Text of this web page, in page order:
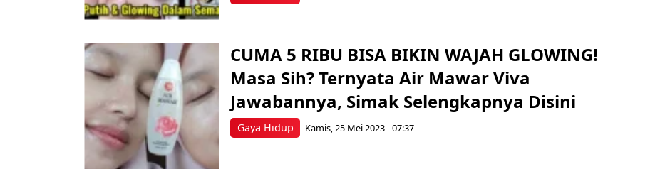
Gaya Hidup
CUMA 5 RIBU BISA BIKIN WAJAH GLOWING!
Masa Sih? Ternyata Air Mawar Viva
Jawabannya, Simak Selengkapnya Disini
Kamis, 25 Mei 2023 - 07:37